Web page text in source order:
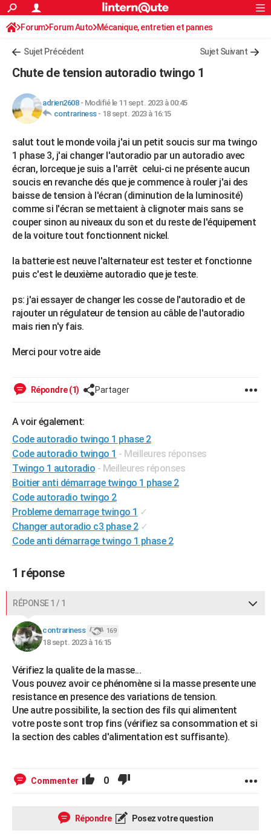
ACTUALITÉS
Politique
Société
Faits Divers
Education
Monde
Villes
+
Retraite
Impôts
Epargne
Immobilier
Risques naturels par ville
Banque
Assurance
Crédit
AUTO
HIGH-TECH
Mobiles
Meilleur smartphone
Internet
Ordinateurs
Jeux vidéo
Guide high-tech
BRICOLAGE
Forum
Aménagement intérieur
Extérieur
Cuisine
Salle de bains
Jardinage
Rangement
WEEK-END
Guides de France
Escapades
Patrimoine
Expositions
Musées
Week-end nature
+LIFESTYLE
Art de vivre
Bien-être
Loisirs
Mode
Modes de vie
SANTE
Alimentation
Guide de la santé
Maladies
Médicaments
Sommeil
VOYAGE
GUIDES D'ACHAT
CARTE DE VOEUX
Carte de Noël
Carte Bonne année
Carte Saint-Valentin
Carte Pâques
Carte d'anniversaire
DICTIONNAIRE
COPAINS D'AVANT
S'inscrire
Se connecter
Lycées
Collèges
Primaires
Universités
Entreprises
Service militaire
Avis de recherche
AVIS DE DÉCÈS
FORUM
Bricolage
Lifestyle
Culture
Sport
Auto
Television
Voyage
Cinema
Rechercher
S'inscrire
Connexion
Forum Forum Auto Mécanique, entretien et pannes
Autoradio / Système embarqué, CB
Sujet Précédent Sujet Suivant
Chute de tension autoradio twingo 1
adrien2608- Modifié le 11 sept. 2023 à 00:45
contrariness- 18 sept. 2023 à 16:15
salut tout le monde voila j'ai un petit soucis sur ma twingo
1 phase 3, j'ai changer l'autoradio par un autoradio avec
écran, lorceque je suis a l'arrêt celui-ci ne présente aucun
soucis en revanche dés que je commence à rouler j'ai des
baisse de tension à l'écran (diminution de la luminosité)
comme si l'écran se mettaient à clignoter mais sans se
couper sinon au niveaux du son et du reste de l'équipement
de la voiture tout fonctionnent nickel.
la batterie est neuve l'alternateur est tester et fonctionne
puis c'est le deuxième autoradio que je teste.
ps: j'ai essayer de changer les cosse de l'autoradio et de
rajouter un régulateur de tension au câble de l'autoradio
mais rien n'y fais.
Merci pour votre aide
Répondre (1) Partager
A voir également:
Code autoradio twingo 1 phase 2
Code autoradio twingo 1 - Meilleures réponses
Twingo 1 autoradio - Meilleures réponses
Boitier anti démarrage twingo 1 phase 2
Code autoradio twingo 2
Probleme demarrage twingo 1 ✓
Changer autoradio c3 phase 2 ✓
Code anti démarrage twingo 1 phase 2
1 réponse
RÉPONSE 1 / 1
contrariness 169
18 sept. 2023 à 16:15
Vérifiez la qualite de la masse...
Vous pouvez avoir ce phénomène si la masse presente une
resistance en presence des variations de tension.
Une autre possibilite, la section des fils qui alimentent
votre poste sont trop fins (vérifiez sa consommation et si
la section des cables d'alimentation est suffisante).
Commenter 0
Répondre Posez votre question